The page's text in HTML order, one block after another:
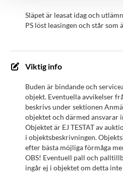
Släpet är leasat idag och
PS löst leasingen och står som
Viktig info
Buden är bindande och
objekt. Eventuella avvikelser
beskrivs under sektionen
objektet och därmed ansvarar
Objektet är EJ TESTAT av
i objektsbeskrivningen.
efter bästa möjliga förmåga
OBS! Eventuell pall och
ingår ej i objektet om detta